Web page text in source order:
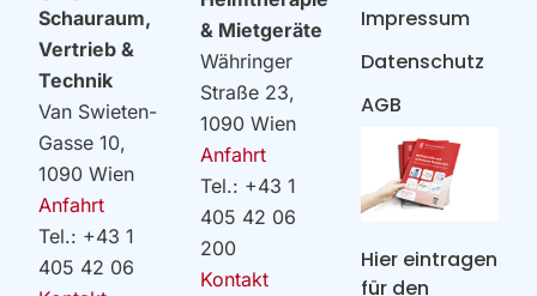
Schauraum,
Vertrieb &
Technik
Van Swieten-
Gasse 10,
1090 Wien
Anfahrt
Tel.: +43 1
405 42 06
& Mietgeräte
Währinger
Straße 23,
1090 Wien
Anfahrt
Tel.: +43 1
405 42 06
200
Kontakt
Hier eintragen
für den
Impressum
Datenschutz
AGB